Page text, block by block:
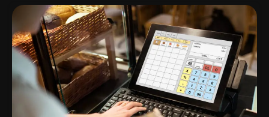
form, kita sering kali perlu menyimpan nilai input. Dengan useState, kita
dapat memperbarui nilai input dengan mudah.import { useState } from
"react"; function InputForm() { const [name, setName] = useState(""); return
( &lt;input type="text" value={name} onChange={(e) =&gt;
setName(e.target.value)} placeholder="Masukkan nama" /&gt; ); }2.
Membuat Toggle Mode (Dark/Light Mode)Kita bisa menggunakan
useState untuk mengubah tema aplikasi dengan satu klik.import { useState
} from "react"; function ThemeToggle() { const [darkMode, setDarkMode]
= useState(false); return ( &lt;button onClick={() =&gt;
setDarkMode(!darkMode)}&gt; {darkMode ? "Switch to Light Mode" :